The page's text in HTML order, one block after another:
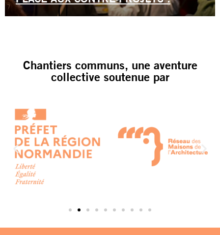
Chantiers communs, une aventure
collective soutenue par